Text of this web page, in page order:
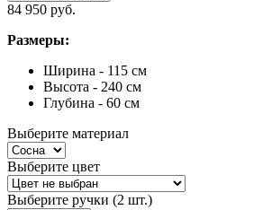
84 950 руб.
Размеры:
Ширина - 115 см
Высота - 240 см
Глубина - 60 см
Выберите материал
Выберите цвет
Выберите ручки (2 шт.)